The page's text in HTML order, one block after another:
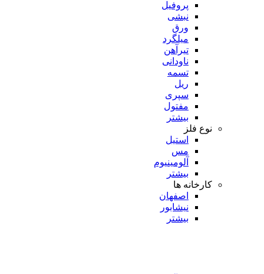
پروفیل
نبشی
ورق
میلگرد
تیرآهن
ناودانی
تسمه
ریل
سپری
مفتول
بیشتر
نوع فلز
استیل
مس
آلومینیوم
بیشتر
کارخانه ها
اصفهان
نیشابور
بیشتر